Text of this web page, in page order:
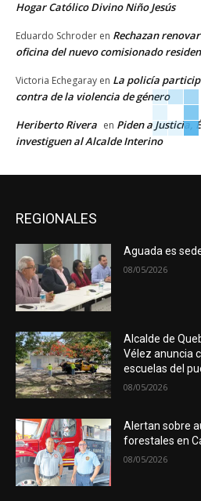
Hogar Católico Divino Niño Jesús
Eduardo Schroder en Rechazan
oficina del nuevo comisionado
Victoria Echegaray en La policía
contra de la violencia de género
Heriberto Rivera en Piden a Justicia,
investiguen al Alcalde Interino
REGIONALES
Aguada es
08/05/2026
Alcalde de
Vélez anuncia
escuelas del
08/05/2026
Alertan sobre
forestales en
08/05/2026